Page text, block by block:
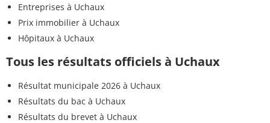
Entreprises à Uchaux
Prix immobilier à Uchaux
Hôpitaux à Uchaux
Tous les résultats officiels à Uchaux
Résultat municipale 2026 à Uchaux
Résultats du bac à Uchaux
Résultats du brevet à Uchaux